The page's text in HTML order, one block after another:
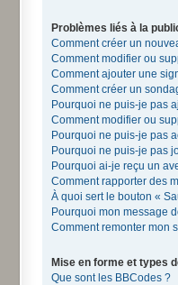
Problèmes liés à la
Comment créer un
Comment modifier ou
Comment ajouter une
Comment créer un
Pourquoi ne puis-je pas
Comment modifier ou
Pourquoi ne puis-je pas
Pourquoi ne puis-je pas
Pourquoi ai-je reçu un
Comment rapporter des
À quoi sert le bouton «
Pourquoi mon message
Comment remonter mon
Mise en forme et types
Que sont les BBCodes ?